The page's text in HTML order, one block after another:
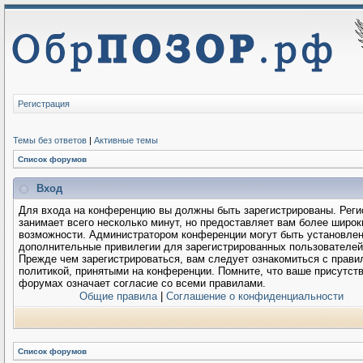
Регистрация
Темы без ответов | Активные темы
Список форумов
Вход
Для входа на конференцию вы должны быть зарегистрированы.
занимает всего несколько минут, но предоставляет вам более
возможности. Администратором конференции могут быть
дополнительные привилегии для зарегистрированных
Прежде чем зарегистрироваться, вам следует ознакомиться с
политикой, принятыми на конференции. Помните, что ваше
форумах означает согласие со всеми правилами.
Общие правила| Соглашение о конфиденциальности
Список форумов